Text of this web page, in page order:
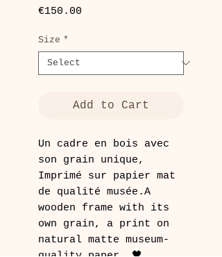
€150.00
Size *
Add to Cart
Un cadre en bois avec
son grain unique,
Imprimé sur papier mat
de qualité musée.A
wooden frame with its
own grain, a print on
natural matte museum-